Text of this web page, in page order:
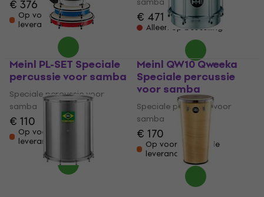
€ 376
Op voorraad bij de
leverancier € 471
Alleen op bestelling
Meinl PL-SET Speciale
percussie voor samba
Speciale percussie voor
samba
€ 110
Op voorraad bij de
leverancier
Meinl QW10 Qweeka
Speciale percussie
voor samba
Speciale percussie voor
samba
€ 170
Op voorraad bij de
leverancier